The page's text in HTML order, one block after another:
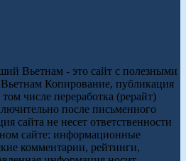
Вьетнам - это сайт с полезными
Копирование, публикация
числе переработка (рерайт)
после письменного
сайта не несет ответственности
сайте: информационные
комментарии, рейтинги,